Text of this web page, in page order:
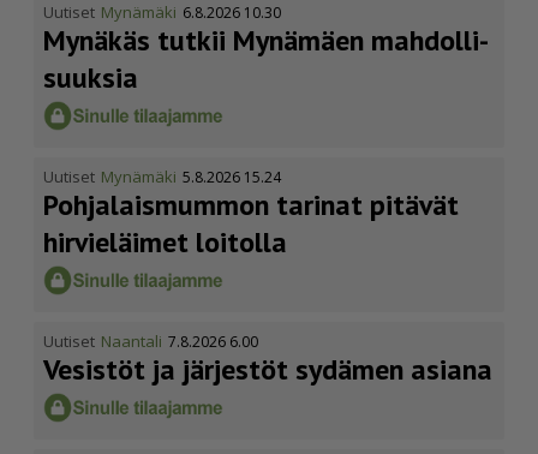
Uutiset Mynämäki 6.8.2026 10.30
Mynäkäs tutkii Mynämäen mahdol­li­
suuksia
Uutiset Mynämäki 5.8.2026 15.24
Pohja­lais­mummon tarinat pitävät
hirvieläimet loitolla
Uutiset Naantali 7.8.2026 6.00
Vesistöt ja järjestöt sydämen asiana